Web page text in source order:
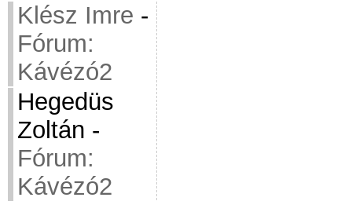
Klész Imre -
Fórum:
Kávézó2
Hegedüs
Zoltán -
Fórum:
Kávézó2